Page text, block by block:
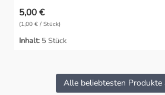
5,00 €
(1,00 € / Stück)
Inhalt: 5 Stück
Alle beliebtesten Produkte